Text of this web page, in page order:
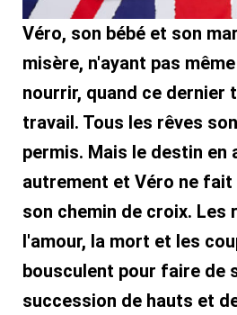
Véro, son bébé et son
misère, n'ayant pas
nourrir, quand ce dernier
travail. Tous les rêves
permis. Mais le destin en
autrement et Véro ne
son chemin de croix. Les
l'amour, la mort et les
bousculent pour faire de
succession de hauts et